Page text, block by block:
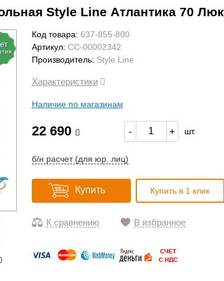
Style Line Атлантика 70
Код товара: 637-855-800
Артикул: СС-00002342
Производитель: Style Line
Характеристики
Наличие по магазинам
22 690 - + шт.
б/н расчет (для юр. лиц)
Купить Купить в 1 клик
К сравнению В избранное